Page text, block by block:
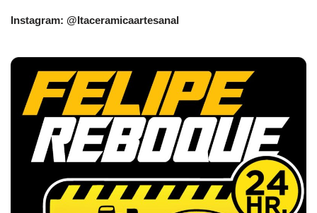
Instagram: @Itaceramicaartesanal